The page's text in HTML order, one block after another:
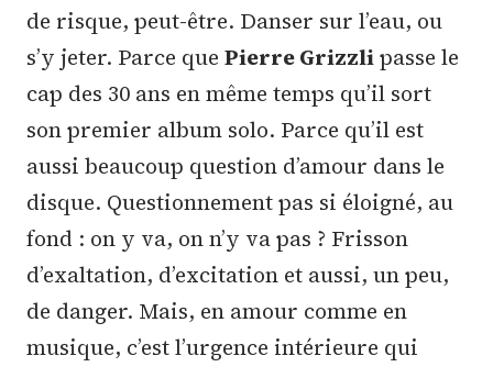
de risque, peut-être. Danser sur l’eau, ou
s’y jeter. Parce que Pierre Grizzlipasse le
cap des 30 ans en même temps qu’il sort
son premier album solo. Parce qu’il est
aussi beaucoup question d’amour dans le
disque. Questionnement pas si éloigné, au
fond : on y va, on n’y va pas ? Frisson
d’exaltation, d’excitation et aussi, un peu,
de danger. Mais, en amour comme en
musique, c’est l’urgence intérieure qui